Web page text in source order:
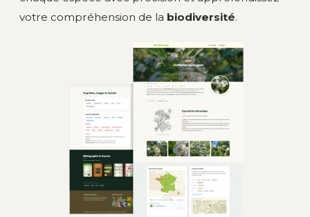
votre compréhension de la biodiversité.